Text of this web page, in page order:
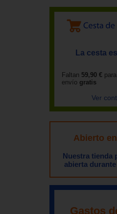
La cesta
Faltan 59,90 €
envío gratis
Ver
Abierto
Nuestra tienda
abierta
Gastos